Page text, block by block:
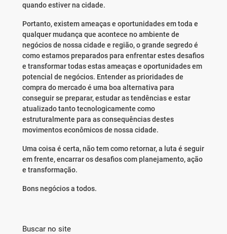
quando estiver na cidade.
Portanto, existem ameaças e oportunidades em toda e
qualquer mudança que acontece no ambiente de
negócios de nossa cidade e região, o grande segredo é
como estamos preparados para enfrentar estes desafios
e transformar todas estas ameaças e oportunidades em
potencial de negócios. Entender as prioridades de
compra do mercado é uma boa alternativa para
conseguir se preparar, estudar as tendências e estar
atualizado tanto tecnologicamente como
estruturalmente para as consequências destes
movimentos econômicos de nossa cidade.
Uma coisa é certa, não tem como retornar, a luta é seguir
em frente, encarrar os desafios com planejamento, ação
e transformação.
Bons negócios a todos.
Buscar no site